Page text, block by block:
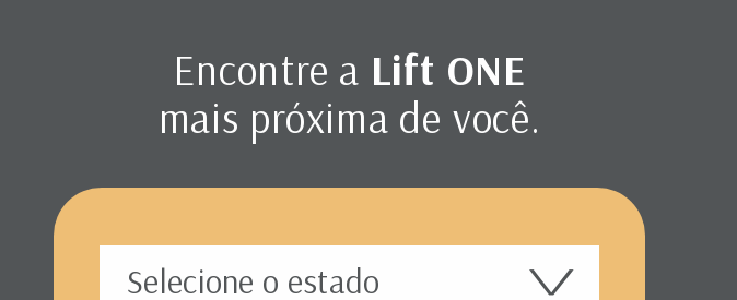
Encontre a Lift ONE
mais próxima de você.